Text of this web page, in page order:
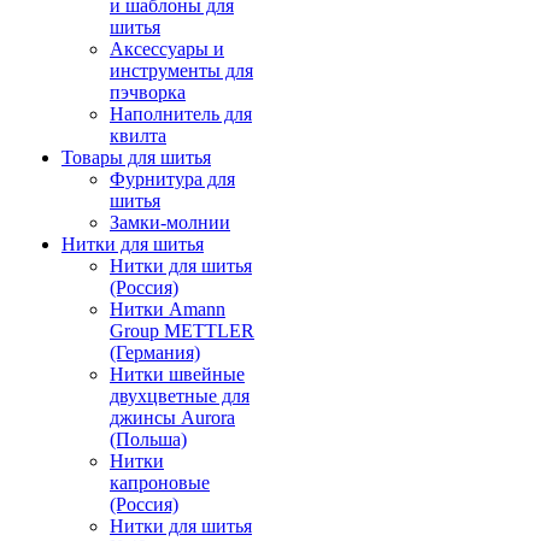
и шаблоны для
шитья
Аксессуары и
инструменты для
пэчворка
Наполнитель для
квилта
Товары для шитья
Фурнитура для
шитья
Замки-молнии
Нитки для шитья
Нитки для шитья
(Россия)
Нитки Amann
Group METTLER
(Германия)
Нитки швейные
двухцветные для
джинсы Aurora
(Польша)
Нитки
капроновые
(Россия)
Нитки для шитья